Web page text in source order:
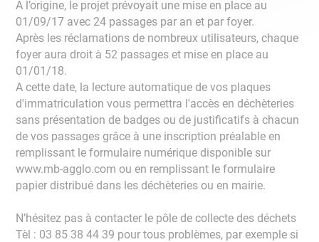
A l’origine, le projet prévoyait une mise en place au
01/09/17 avec 24 passages par an et par foyer.
Après les réclamations de nombreux utilisateurs, chaque
foyer aura droit à 52 passages et mise en place au
01/01/18.
A cette date, la lecture automatique de vos plaques
d'immatriculation vous permettra l'accès en déchèteries
sans présentation de badges ou de justificatifs à chacun
de vos passages grâce à une inscription préalable en
remplissant le formulaire numérique disponible sur
www.mb-agglo.com ou en remplissant le formulaire
papier distribué dans les déchèteries ou en mairie.
N’hésitez pas à contacter le pôle de collecte des déchets
Tèl : 03 85 38 44 39 pour tous problèmes, par exemple si